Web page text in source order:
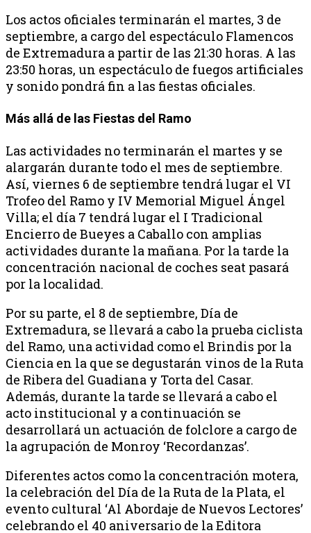
Los actos oficiales terminarán el martes, 3 de
septiembre, a cargo del espectáculo Flamencos
de Extremadura a partir de las 21:30 horas. A las
23:50 horas, un espectáculo de fuegos artificiales
y sonido pondrá fin a las fiestas oficiales.
Más allá de las Fiestas del Ramo
Las actividades no terminarán el martes y se
alargarán durante todo el mes de septiembre.
Así, viernes 6 de septiembre tendrá lugar el VI
Trofeo del Ramo y IV Memorial Miguel Ángel
Villa; el día 7 tendrá lugar el I Tradicional
Encierro de Bueyes a Caballo con amplias
actividades durante la mañana. Por la tarde la
concentración nacional de coches seat pasará
por la localidad.
Por su parte, el 8 de septiembre, Día de
Extremadura, se llevará a cabo la prueba ciclista
del Ramo, una actividad como el Brindis por la
Ciencia en la que se degustarán vinos de la Ruta
de Ribera del Guadiana y Torta del Casar.
Además, durante la tarde se llevará a cabo el
acto institucional y a continuación se
desarrollará un actuación de folclore a cargo de
la agrupación de Monroy ‘Recordanzas’.
Diferentes actos como la concentración motera,
la celebración del Día de la Ruta de la Plata, el
evento cultural ‘Al Abordaje de Nuevos Lectores’
celebrando el 40 aniversario de la Editora